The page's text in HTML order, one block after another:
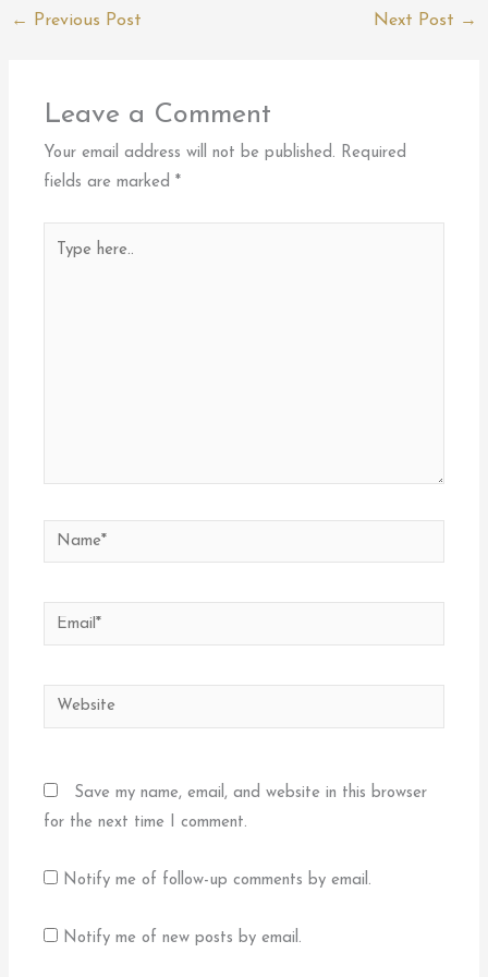
← Previous Post Next Post →
Leave a Comment
Your email address will not be published. Required
fields are marked*
Name*
Email*
Website
Save my name, email, and website in this browser
for the next time I comment.
Notify me of follow-up comments by email.
Notify me of new posts by email.